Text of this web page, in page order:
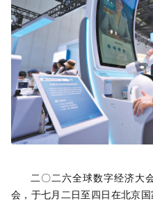
二〇二六全球数字经济
会，于七月二日至四日在北京